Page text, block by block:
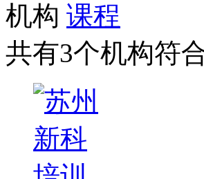
机构 课程
共有3个机构符